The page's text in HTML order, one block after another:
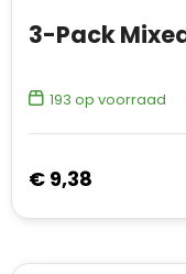
3-Pack
193 op voorraad
€ 9,38